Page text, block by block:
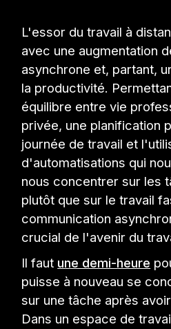
L'essor du travail à
avec une augmentation
asynchrone et, partant,
la productivité.
équilibre entre vie
privée, une planification
journée de travail et
d'automatisations qui
nous concentrer sur les
plutôt que sur le travail
communication
crucial de l'avenir du
Il faut une demi-heure
puisse à nouveau se
sur une tâche après
Dans un espace de